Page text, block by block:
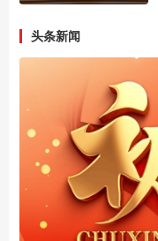
头条新闻